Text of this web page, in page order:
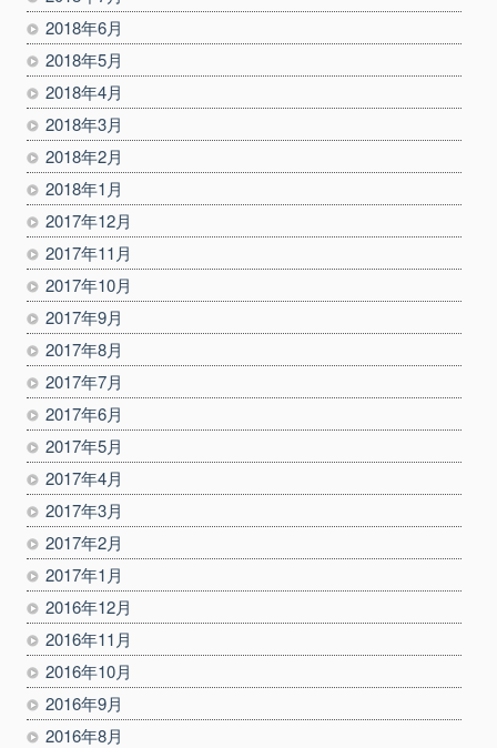
2018年6月
2018年5月
2018年4月
2018年3月
2018年2月
2018年1月
2017年12月
2017年11月
2017年10月
2017年9月
2017年8月
2017年7月
2017年6月
2017年5月
2017年4月
2017年3月
2017年2月
2017年1月
2016年12月
2016年11月
2016年10月
2016年9月
2016年8月